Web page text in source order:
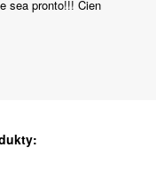
sea pronto!!! Cien